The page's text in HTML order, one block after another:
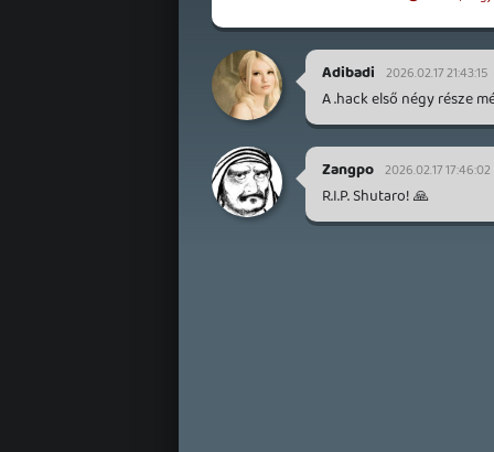
Adibadi 2026.02.17 21:43:15
A .hack első négy része
Zangpo 2026.02.17 17:46:02
R.I.P. Shutaro! 🙏